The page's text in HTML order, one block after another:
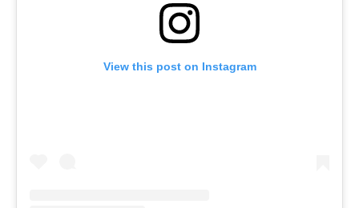
View this post on Instagram